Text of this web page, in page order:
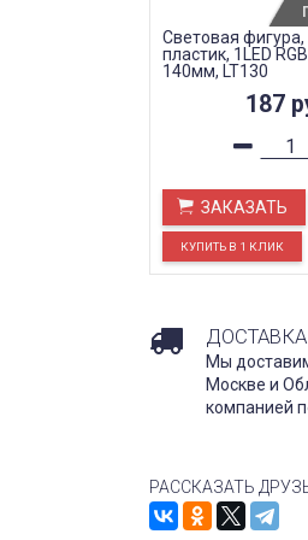
Световая
пластик, 1LED
140мм, LT130
187
ЗАКАЗАТЬ
Мы
Москве и
компанией
РАССКАЗАТЬ